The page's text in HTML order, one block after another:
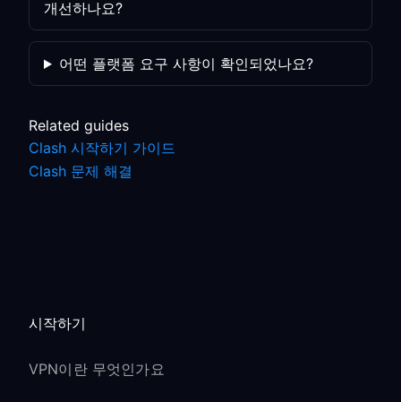
개선하나요?
어떤 플랫폼 요구 사항이 확인되었나요?
Related guides
Clash 시작하기 가이드
Clash 문제 해결
시작하기
VPN이란 무엇인가요